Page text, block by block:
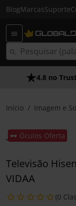
BlogMarcasSuporte
4.8 no
Início Imagem e
🕶️ Óculos Oferta
Televisão
VIDAA
(0